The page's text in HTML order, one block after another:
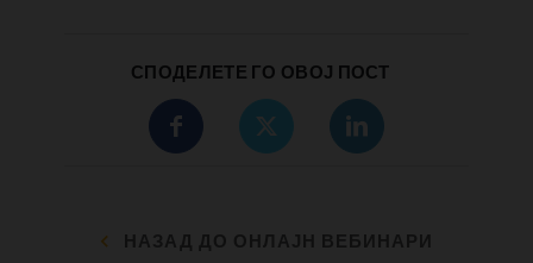
СПОДЕЛЕТЕ ГО ОВОЈ ПОСТ